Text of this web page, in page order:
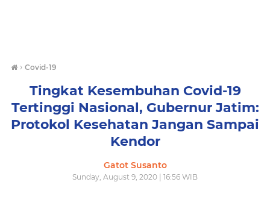
› Covid-19
Tingkat Kesembuhan Covid-19
Tertinggi Nasional, Gubernur Jatim:
Protokol Kesehatan Jangan Sampai
Kendor
Gatot Susanto
Sunday, August 9, 2020 | 16:56 WIB